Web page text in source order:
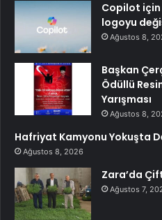
Copilot
logoyu
Ağustos 8,
Başkan
Ödüllü
Yarışması
Ağustos 8,
Hafriyat Kamyonu Yokuşta
Ağustos 8, 2026
Zara’da
Ağustos 7,